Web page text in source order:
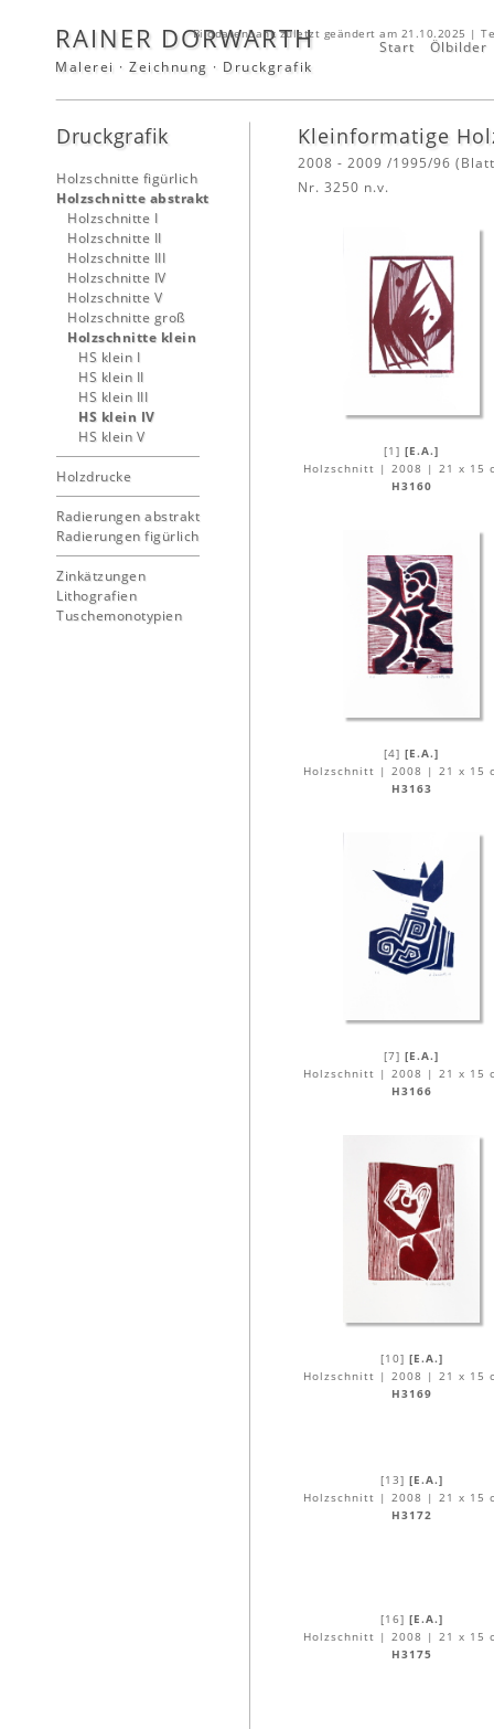
RAINER DORWARTH
Malerei · Zeichnung · Druckgrafik
Start Ölbilder
Druckgrafik
Holzschnitte figürlich
Holzschnitte abstrakt
Holzschnitte I
Holzschnitte II
Holzschnitte III
Holzschnitte IV
Holzschnitte V
Holzschnitte groß
Holzschnitte klein
HS klein I
HS klein II
HS klein III
HS klein IV
HS klein V
Holzdrucke
Radierungen abstrakt
Radierungen figürlich
Zinkätzungen
Lithografien
Tuschemonotypien
Kleinformatige
2008 - 2009 /1995/96
Nr. 3250 n.v.
[1] [E.A.]
Holzschnitt | 2008 | 21 x 15
H3160
[4] [E.A.]
Holzschnitt | 2008 | 21 x 15
H3163
[7] [E.A.]
Holzschnitt | 2008 | 21 x 15
H3166
[10] [E.A.]
Holzschnitt | 2008 | 21 x 15
H3169
[13] [E.A.]
Holzschnitt | 2008 | 21 x 15
H3172
[16] [E.A.]
Holzschnitt | 2008 | 21 x 15
H3175
Bilddatenbank zuletzt geändert am 21.10.2025 |